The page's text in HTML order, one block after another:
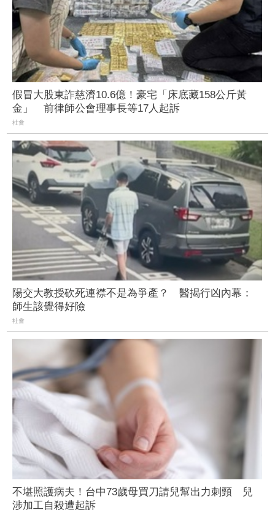
假冒大股東詐慈濟10.6億！豪宅「床底藏158公斤黃
金」 前律師公會理事長等17人起訴
社會
陽交大教授砍死連襟不是為爭產？ 醫揭行凶內幕：
師生該覺得好險
社會
不堪照護病夫！台中73歲母買刀請兒幫出力刺頸 兒
涉加工自殺遭起訴